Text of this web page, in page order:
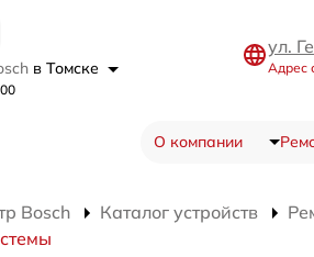
в Томске
ул.
Адрес
О компании
Bosch Каталог устройств